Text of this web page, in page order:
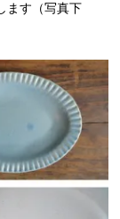
ます（写真下